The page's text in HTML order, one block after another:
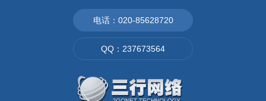
电话：020-85628720
QQ：237673564